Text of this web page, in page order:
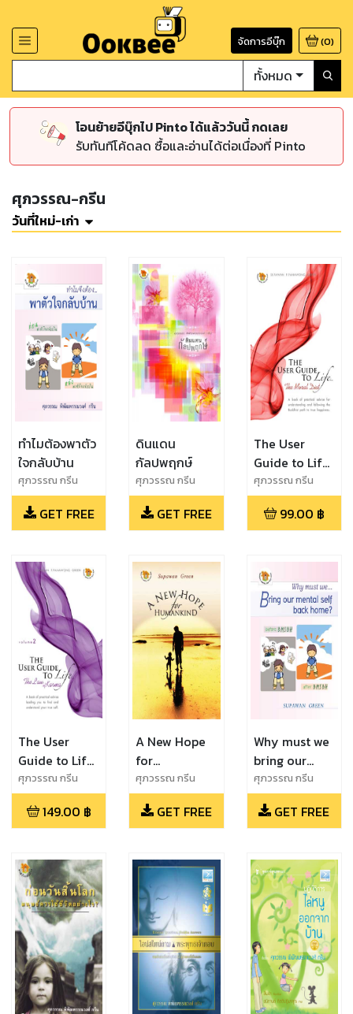
จัดการอีบุ๊ก (0)
ทั้งหมด
โอนย้ายอีบุ๊กไป Pinto ได้แล้ววันนี้ กดเลย
รับทันทีโค้ดลด ซื้อและอ่านได้ต่อเนื่องที่ Pinto
ศุภวรรณ-กรีน
วันที่ใหม่-เก่า
ทำไมต้องพาตัว
ใจกลับบ้าน
ศุภวรรณ กรีน
GET FREE
ดินแดน
กัลปพฤกษ์
ศุภวรรณ กรีน
GET FREE
The User
Guide to Life
The Moral
Diet
ศุภวรรณ กรีน
99.00 ฿
The User
Guide to Life
The Law of
Karma
ศุภวรรณ กรีน
149.00 ฿
A New Hope
for
Humankind
ศุภวรรณ กรีน
GET FREE
Why must we
bring our
mental self
back home
ศุภวรรณ กรีน
GET FREE